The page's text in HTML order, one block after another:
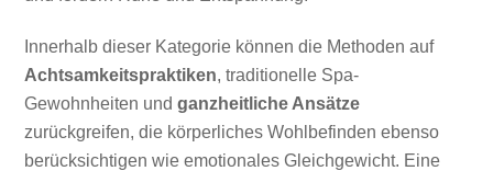
Innerhalb dieser Kategorie können die Methoden auf
Achtsamkeitspraktiken, traditionelle Spa-
Gewohnheiten undganzheitliche Ansätze
zurückgreifen, die körperliches Wohlbefinden ebenso
berücksichtigen wie emotionales Gleichgewicht. Eine